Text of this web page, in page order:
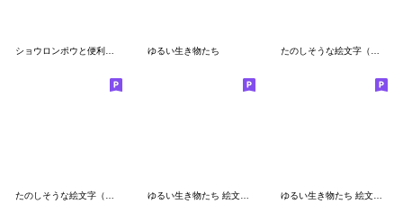
ゆるい生き物たち
たのしそうな絵文字（詰め合わせ7） ゆるい生き物たち 絵文字 １０ ゆるい生き物たち 絵文字４